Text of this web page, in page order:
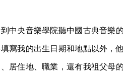
中央音樂學院聽中國古典音樂
寫我的出生日期和地點以外，
居住地、職業，還有我祖父母